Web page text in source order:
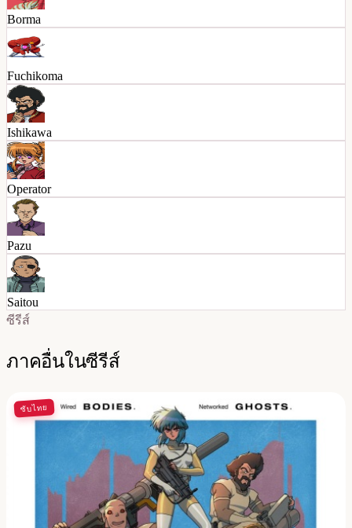
Borma
Fuchikoma
Ishikawa
Operator
Pazu
Saitou
ซีรีส์
ภาคอื่นในซีรีส์
ซับไทย